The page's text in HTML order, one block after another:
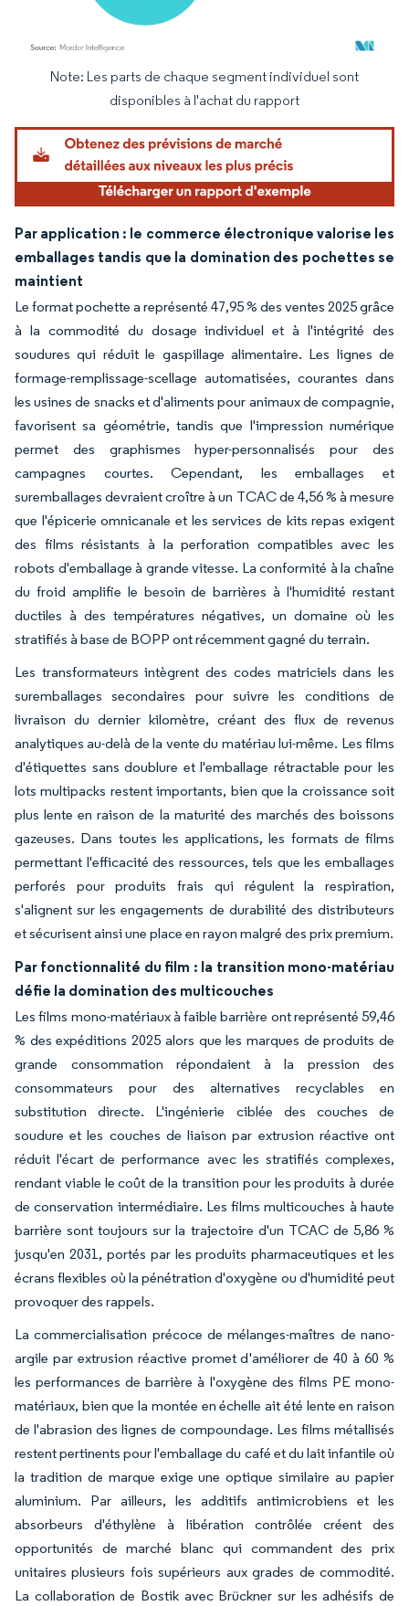
Image © Mordor Intelligence. La réutilisation nécessite une attribution sous CC BY
Note: Les parts de chaque segment individuel sont
disponibles à l'achat du rapport
Par application : le commerce électronique valorise les
emballages tandis que la domination des pochettes se
maintient
Le format pochette a représenté 47,95 % des ventes 2025 grâce
à la commodité du dosage individuel et à l'intégrité des
soudures qui réduit le gaspillage alimentaire. Les lignes de
formage-remplissage-scellage automatisées, courantes dans
les usines de snacks et d'aliments pour animaux de compagnie,
favorisent sa géométrie, tandis que l'impression numérique
permet des graphismes hyper-personnalisés pour des
campagnes courtes. Cependant, les emballages et
suremballages devraient croître à un TCAC de 4,56 % à mesure
que l'épicerie omnicanale et les services de kits repas exigent
des films résistants à la perforation compatibles avec les
robots d'emballage à grande vitesse. La conformité à la chaîne
du froid amplifie le besoin de barrières à l'humidité restant
ductiles à des températures négatives, un domaine où les
stratifiés à base de BOPP ont récemment gagné du terrain.
Les transformateurs intègrent des codes matriciels dans les
suremballages secondaires pour suivre les conditions de
livraison du dernier kilomètre, créant des flux de revenus
analytiques au-delà de la vente du matériau lui-même. Les films
d'étiquettes sans doublure et l'emballage rétractable pour les
lots multipacks restent importants, bien que la croissance soit
plus lente en raison de la maturité des marchés des boissons
gazeuses. Dans toutes les applications, les formats de films
permettant l'efficacité des ressources, tels que les emballages
perforés pour produits frais qui régulent la respiration,
s'alignent sur les engagements de durabilité des distributeurs
et sécurisent ainsi une place en rayon malgré des prix premium.
Par fonctionnalité du film : la transition mono-matériau
défie la domination des multicouches
Les films mono-matériaux à faible barrière ont représenté 59,46
% des expéditions 2025 alors que les marques de produits de
grande consommation répondaient à la pression des
consommateurs pour des alternatives recyclables en
substitution directe. L'ingénierie ciblée des couches de
soudure et les couches de liaison par extrusion réactive ont
réduit l'écart de performance avec les stratifiés complexes,
rendant viable le coût de la transition pour les produits à durée
de conservation intermédiaire. Les films multicouches à haute
barrière sont toujours sur la trajectoire d'un TCAC de 5,86 %
jusqu'en 2031, portés par les produits pharmaceutiques et les
écrans flexibles où la pénétration d'oxygène ou d'humidité peut
provoquer des rappels.
La commercialisation précoce de mélanges-maîtres de nano-
argile par extrusion réactive promet d'améliorer de 40 à 60 %
les performances de barrière à l'oxygène des films PE mono-
matériaux, bien que la montée en échelle ait été lente en raison
de l'abrasion des lignes de compoundage. Les films métallisés
restent pertinents pour l'emballage du café et du lait infantile où
la tradition de marque exige une optique similaire au papier
aluminium. Par ailleurs, les additifs antimicrobiens et les
absorbeurs d'éthylène à libération contrôlée créent des
opportunités de marché blanc qui commandent des prix
unitaires plusieurs fois supérieurs aux grades de commodité.
La collaboration de Bostik avec Brückner sur les adhésifs de